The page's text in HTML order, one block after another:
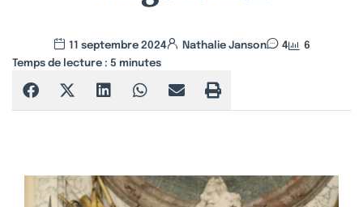
11 septembre 2024 Nathalie Janson 4
6
Temps de lecture : 5 minutes